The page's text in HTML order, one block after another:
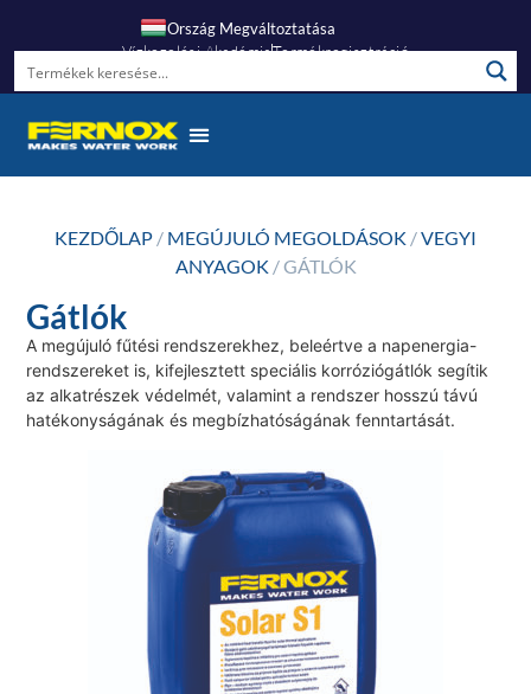
Ország Megváltoztatása
Vízkezelési AkadémiaTermékregisztráció
KEZDŐLAP / MEGÚJULÓ MEGOLDÁSOK /VEGYI
ANYAGOK / GÁTLÓK
Gátlók
A megújuló fűtési rendszerekhez, beleértve a napenergia-
rendszereket is, kifejlesztett speciális korróziógátlók segítik
az alkatrészek védelmét, valamint a rendszer hosszú távú
hatékonyságának és megbízhatóságának fenntartását.